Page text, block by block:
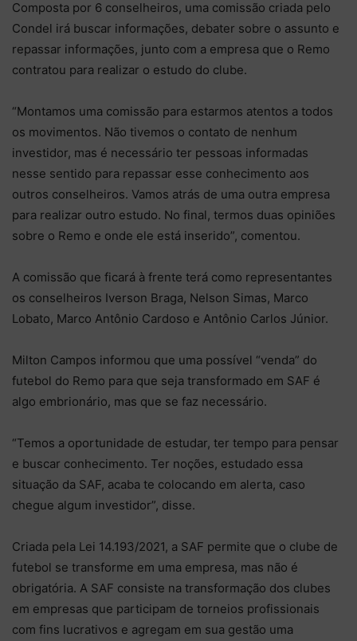
Composta por 6 conselheiros, uma comissão criada pelo
Condel irá buscar informações, debater sobre o assunto e
repassar informações, junto com a empresa que o Remo
contratou para realizar o estudo do clube.
“Montamos uma comissão para estarmos atentos a todos
os movimentos. Não tivemos o contato de nenhum
investidor, mas é necessário ter pessoas informadas
nesse sentido para repassar esse conhecimento aos
outros conselheiros. Vamos atrás de uma outra empresa
para realizar outro estudo. No final, termos duas opiniões
sobre o Remo e onde ele está inserido”, comentou.
A comissão que ficará à frente terá como representantes
os conselheiros Iverson Braga, Nelson Simas, Marco
Lobato, Marco Antônio Cardoso e Antônio Carlos Júnior.
Milton Campos informou que uma possível “venda” do
futebol do Remo para que seja transformado em SAF é
algo embrionário, mas que se faz necessário.
“Temos a oportunidade de estudar, ter tempo para pensar
e buscar conhecimento. Ter noções, estudado essa
situação da SAF, acaba te colocando em alerta, caso
chegue algum investidor”, disse.
Criada pela Lei 14.193/2021, a SAF permite que o clube de
futebol se transforme em uma empresa, mas não é
obrigatória. A SAF consiste na transformação dos clubes
em empresas que participam de torneios profissionais
com fins lucrativos e agregam em sua gestão uma